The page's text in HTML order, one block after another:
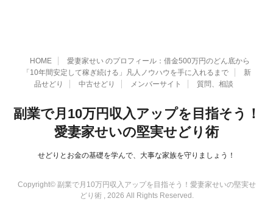
HOME
愛妻家せい のプロフィール：借金500万円のどん底から
「10年間安定して稼ぎ続ける」凡人ノウハウを手に入れるまで
新
品せどり
中古せどり メンバーサイト 質問、相談
副業で月10万円収入アップを目指そう！
愛妻家せいの堅実せどり術
せどりとお金の基礎を学んで、大事な家族を守りましょう！
Copyright© 副業で月10万円収入アップを目指そう！愛妻家せいの堅実せ
どり術 , 2026 All Rights Reserved.